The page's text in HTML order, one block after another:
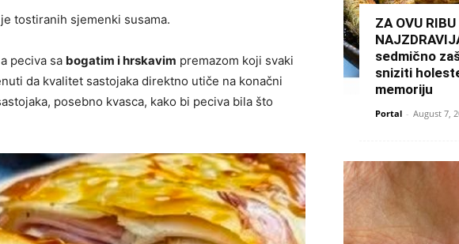
tostiranih sjemenki susama.
peciva sa bogatim i hrskavim premazom koji svaki
da kvalitet sastojaka direktno utiče na konačni
posebno kvasca, kako bi peciva bila što
ZA OVU
sedmično
sniziti
memoriju
Portal - August 7,